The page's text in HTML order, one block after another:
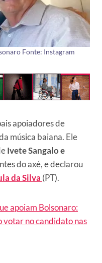
Fonte: Instagram
apoiadores de
música baiana. Ele
Ivete Sangalo e
do axé, e declarou
da Silva (PT).
apoiam Bolsonaro:
votar no candidato nas